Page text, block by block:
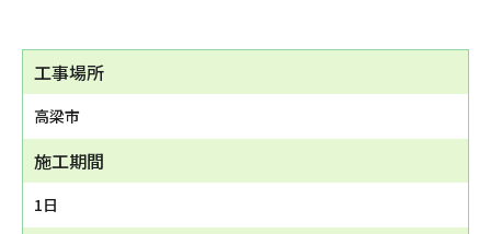
工事場所
高梁市
施工期間
1日